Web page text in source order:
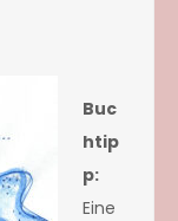
Buc
htip
p:
Eine